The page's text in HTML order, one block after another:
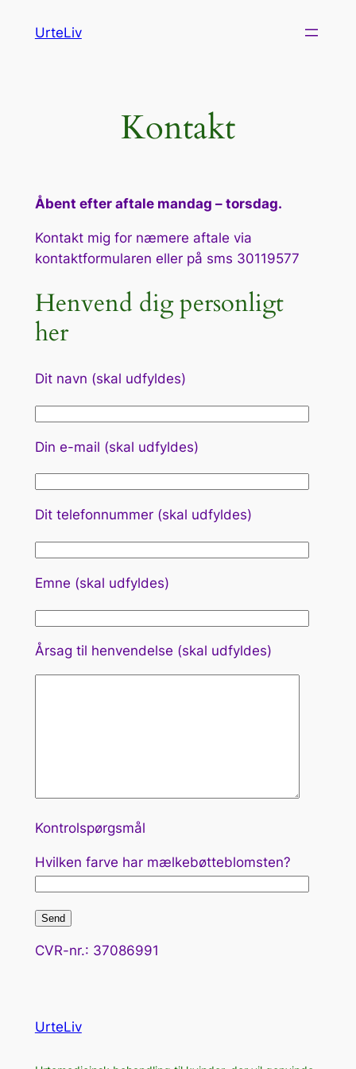
UrteLiv
Kontakt
Åbent efter aftale mandag – torsdag.
Kontakt mig for næmere aftale via
kontaktformularen eller på sms 30119577
Henvend dig personligt
her
Dit navn (skal udfyldes)
Din e-mail (skal udfyldes)
Dit telefonnummer (skal udfyldes)
Emne (skal udfyldes)
Årsag til henvendelse (skal udfyldes)
Kontrolspørgsmål
Hvilken farve har mælkebøtteblomsten?
CVR-nr.: 37086991
UrteLiv